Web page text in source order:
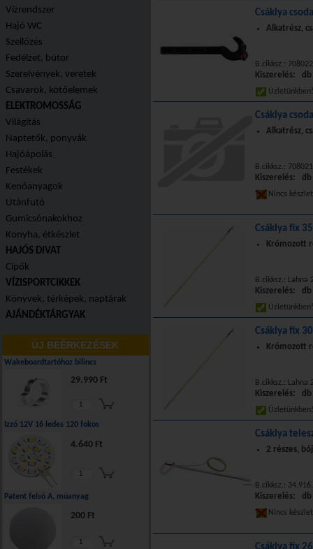
Vízrendszer
Hajó WC
Szellőzés
Fedélzet, bútor
Szerelvények, veretek
Csavarok, kötőelemek
ELEKTROMOSSÁG
Világítás
Naptetők, ponyvák
Hajóápolás
Festékek
Kenőanyagok
Utánfutó
Gumicsónakokhoz
Konyha, étkészlet
HAJÓS DIVAT
Cipők
VÍZISPORTCIKKEK
Könyvek, térképek, naptárak
AJÁNDÉKTÁRGYAK
ÚJ BEÉRKEZÉSEK
Wakeboardtartóhoz bilincs
29.990 Ft
Izzó 12V 16 ledes 120 fokos
4.640 Ft
Patent felső A, műanyag
200 Ft
Csáklya
Alkatrész,
B.cikksz.:
Kiszerelés: db
Csáklya
Alkatrész,
B.cikksz.:
Kiszerelés: db
Nincs
Csáklya fix
Krómozott
B.cikksz.: Lahna
Kiszerelés: db
Csáklya fix
Krómozott
B.cikksz.: Lahna
Kiszerelés: db
Csáklya
2 részes,
B.cikksz.:
Kiszerelés: db
Nincs